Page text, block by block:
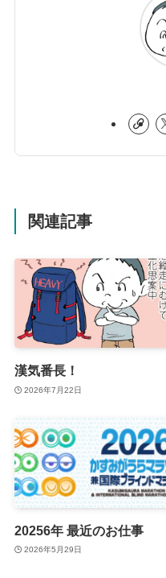
関連記事
漢気番長！
2026年7月22日
20256年 最近のお仕事
2026年5月29日